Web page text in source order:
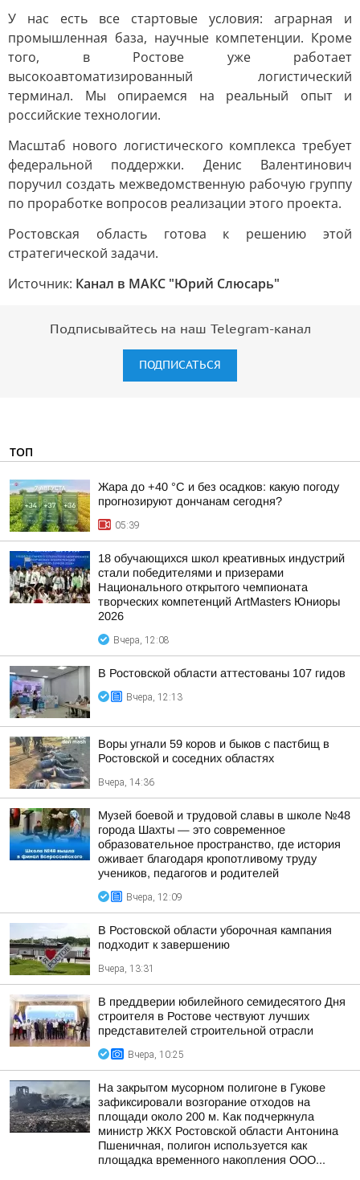
У нас есть все стартовые условия: аграрная и
промышленная база, научные компетенции. Кроме
того, в Ростове уже работает
высокоавтоматизированный логистический
терминал. Мы опираемся на реальный опыт и
российские технологии.
Масштаб нового логистического комплекса требует
федеральной поддержки. Денис Валентинович
поручил создать межведомственную рабочую группу
по проработке вопросов реализации этого проекта.
Ростовская область готова к решению этой
стратегической задачи.
Источник: Канал в МАКС "Юрий Слюсарь"
Подписывайтесь на наш Telegram-канал
ПОДПИСАТЬСЯ
ТОП
Жара до +40 °С и без осадков: какую погоду
прогнозируют дончанам сегодня?
05:39
18 обучающихся школ креативных индустрий
стали победителями и призерами
Национального открытого чемпионата
творческих компетенций ArtMasters Юниоры
2026
Вчера, 12:08
В Ростовской области аттестованы 107 гидов
Вчера, 12:13
Воры угнали 59 коров и быков с пастбищ в
Ростовской и соседних областях
Вчера, 14:36
Музей боевой и трудовой славы в школе №48
города Шахты — это современное
образовательное пространство, где история
оживает благодаря кропотливому труду
учеников, педагогов и родителей
Вчера, 12:09
В Ростовской области уборочная кампания
подходит к завершению
Вчера, 13:31
В преддверии юбилейного семидесятого Дня
строителя в Ростове чествуют лучших
представителей строительной отрасли
Вчера, 10:25
На закрытом мусорном полигоне в Гукове
зафиксировали возгорание отходов на
площади около 200 м. Как подчеркнула
министр ЖКХ Ростовской области Антонина
Пшеничная, полигон используется как
площадка временного накопления ООО...